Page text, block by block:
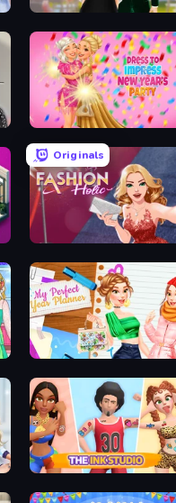
Valentine's Day Proposal
Originals
Fashion Holic
My Perfect Year Planner
The Ink Studio